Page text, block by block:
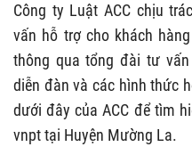
Công ty Luật ACC chịu
vấn hỗ trợ cho khách
thông qua tổng đài tư
diễn đàn và các hình thức
dưới đây của ACC để tìm
vnpt tại Huyện Mường La.